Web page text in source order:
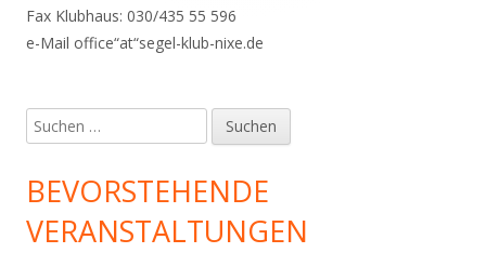
Fax Klubhaus: 030/435 55 596
e-Mail office“at“segel-klub-nixe.de
Suchen
nach:
BEVORSTEHENDE
VERANSTALTUNGEN